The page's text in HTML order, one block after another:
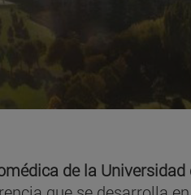
de la Universidad